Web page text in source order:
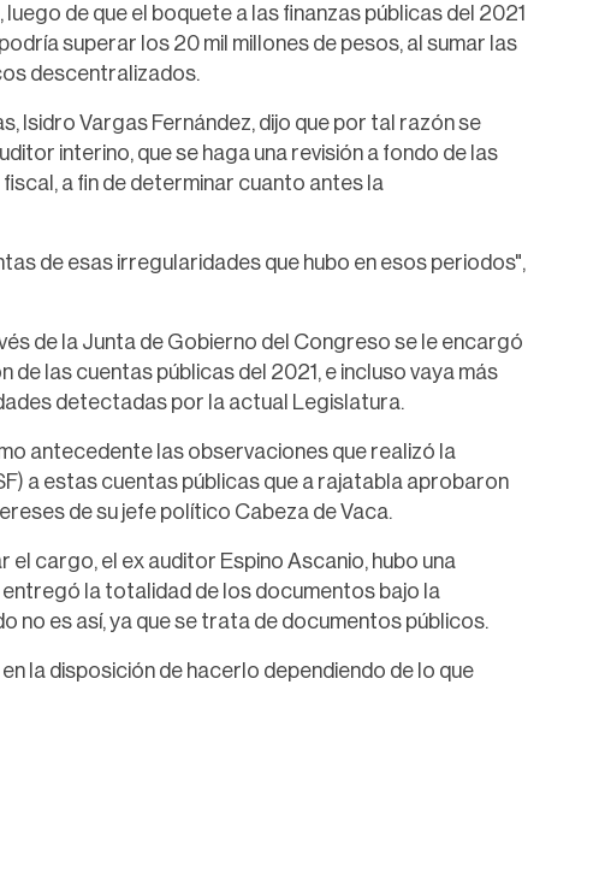
de que el boquete a las finanzas públicas del 2021
superar los 20 mil millones de pesos, al sumar las
descentralizados.
Isidro Vargas Fernández, dijo que por tal razón se
interino, que se haga una revisión a fondo de las
a fin de determinar cuanto antes la
de esas irregularidades que hubo en esos periodos",
de la Junta de Gobierno del Congreso se le encargó
de las cuentas públicas del 2021, e incluso vaya más
detectadas por la actual Legislatura.
antecedente las observaciones que realizó la
a estas cuentas públicas que a rajatabla aprobaron
de su jefe político Cabeza de Vaca.
cargo, el ex auditor Espino Ascanio, hubo una
la totalidad de los documentos bajo la
no es así, ya que se trata de documentos públicos.
la disposición de hacerlo dependiendo de lo que